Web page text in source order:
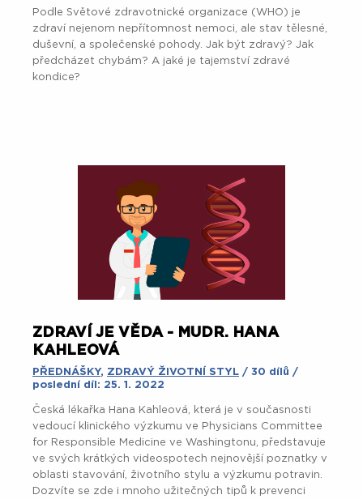
Podle Světové zdravotnické organizace (WHO) je
zdraví nejenom nepřítomnost nemoci, ale stav tělesné,
duševní, a společenské pohody. Jak být zdravý? Jak
předcházet chybám? A jaké je tajemství zdravé
kondice?
ZDRAVÍ JE VĚDA - MUDR. HANA
KAHLEOVÁ
PŘEDNÁŠKY, ZDRAVÝ ŽIVOTNÍ STYL / 30 dílů /
poslední díl: 25. 1. 2022
Česká lékařka Hana Kahleová, která je v současnosti
vedoucí klinického výzkumu ve Physicians Committee
for Responsible Medicine ve Washingtonu, představuje
ve svých krátkých videospotech nejnovější poznatky v
oblasti stavování, životního stylu a výzkumu potravin.
Dozvíte se zde i mnoho užitečných tipů k prevenci